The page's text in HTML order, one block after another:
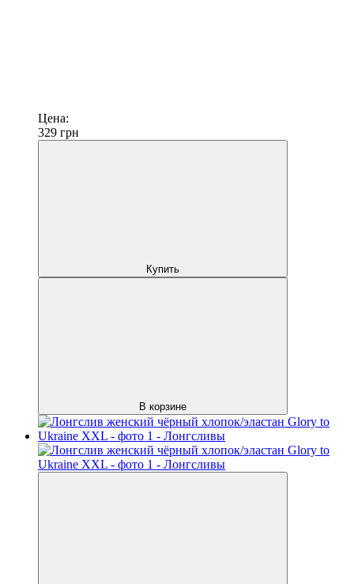
Цена:
329 грн
Купить
В корзине